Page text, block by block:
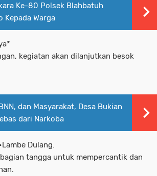
Ke-80 Polsek Blahbatuh
Kepada Warga
kegiatan akan dilanjutkan besok
dan Masyarakat, Desa Bukian
dari Narkoba
Dulang.
tangga untuk mempercantik dan